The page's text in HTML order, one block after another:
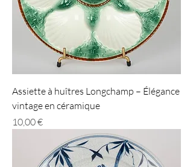
Assiette à huîtres Longchamp – Élégance
vintage en céramique
Prix
10,00 €